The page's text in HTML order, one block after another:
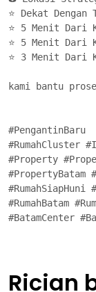
⭐ Dekat
⭐ 5 Menit Dari
⭐ 5 Menit Dari
⭐ 3 Menit Dari
kami bantu
#PengantinBaru
#RumahCluster
#Property
#PropertyBatam
#RumahSiapHuni
#RumahBatam
#BatamCenter
Rician